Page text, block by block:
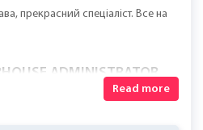
прекрасний спеціаліст. Все на
ADMINISTRATOR
Read more